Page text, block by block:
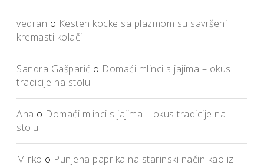
vedran o Kesten kocke sa plazmom su savršeni
kremasti kolači
Sandra Gašparić o Domaći mlinci s jajima – okus
tradicije na stolu
Ana o Domaći mlinci s jajima – okus tradicije na
stolu
Mirko o Punjena paprika na starinski način kao iz